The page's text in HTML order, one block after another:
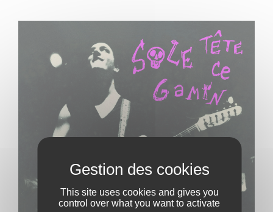
This site uses cookies and gives you
control over what you want to activate